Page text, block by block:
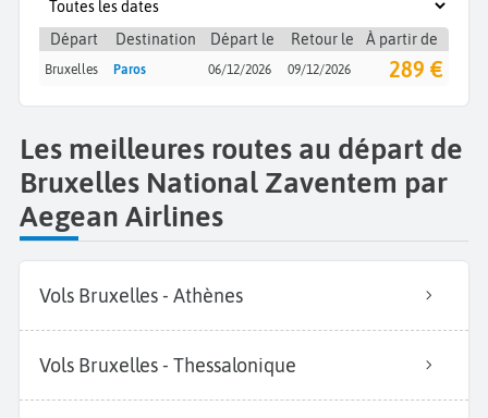
Départ Destination Départ le Retour le À partir de
Bruxelles Paros 06/12/2026 09/12/2026 289 €
Les meilleures routes au départ de
Bruxelles National Zaventem par
Aegean Airlines
Vols Bruxelles - Athènes
Vols Bruxelles - Thessalonique